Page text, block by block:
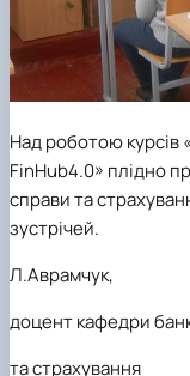
Над роботою курсів
FinHub4.0» плідно
справи та
зустрічей.
Л.Аврамчук,
доцент кафедри
та страхування